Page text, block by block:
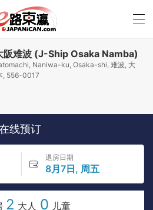
阪难波 (J-Ship Osaka Namba)
Naniwa-ku, Osaka-shi, 难波, 大
, 556-0017
线预订
退房日期
8月7日, 周五
2 大人 0 儿童